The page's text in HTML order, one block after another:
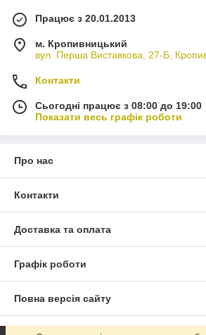
Працює з 20.01.2013
м. Кропивницький
вул. Перша Виставкова, 27-Б,
Контакти
Сьогодні працює з 08:00 до 19:00
Показати весь графік роботи
Про нас
Контакти
Доставка та оплата
Графік роботи
Повна версія сайту